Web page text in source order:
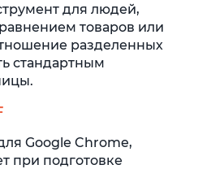
для людей,
товаров или
разделенных
стандартным
Google Chrome,
при подготовке